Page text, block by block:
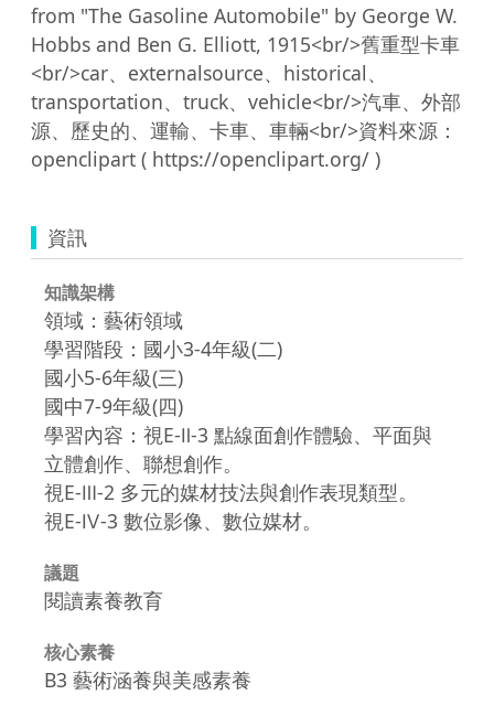
from "The Gasoline Automobile" by George W.
Hobbs and Ben G. Elliott, 1915<br/>舊重型卡車
<br/>car、externalsource、historical、
transportation、truck、vehicle<br/>汽車、外部
源、歷史的、運輸、卡車、車輛<br/>資料來源：
資訊
知識架構
領域：藝術領域
學習階段：國小3-4年級(二)
國小5-6年級(三)
國中7-9年級(四)
學習內容：視E-Ⅱ-3 點線面創作體驗、平面與
立體創作、聯想創作。
視E-Ⅲ-2 多元的媒材技法與創作表現類型。
視E-Ⅳ-3 數位影像、數位媒材。
議題
閱讀素養教育
核心素養
B3 藝術涵養與美感素養